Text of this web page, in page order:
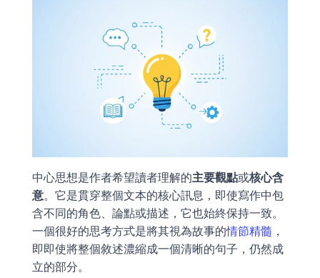
中心思想是作者希望讀者理解的主要觀點或核心含
意。它是貫穿整個文本的核心訊息，即使寫作中包
含不同的角色、論點或描述，它也始終保持一致。
一個很好的思考方式是將其視為故事的情節精髓 ，
即即使將整個敘述濃縮成一個清晰的句子，仍然成
立的部分。